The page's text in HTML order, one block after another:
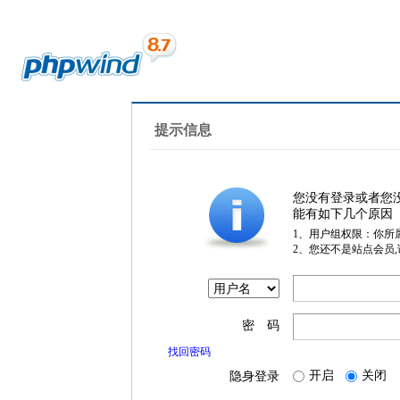
提示信息
您没有登录或者您
能有如下几个原因
1、用户组权限：你所
2、您还不是站点会员
密 码
找回密码
隐身登录 开启 关闭